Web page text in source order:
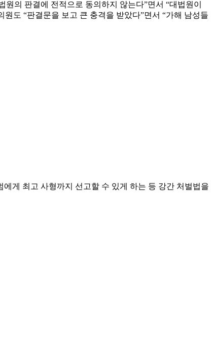
의 판결에 전적으로 동의하지 않는다”면서 “대법원이
도 “판결문을 보고 큰 충격을 받았다”면서 “가해 남성들
게 최고 사형까지 선고할 수 있게 하는 등 강간 처벌법을